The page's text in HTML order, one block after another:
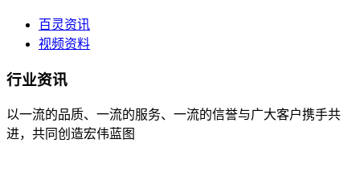
百灵资讯
视频资料
行业资讯
以一流的品质、一流的服务、一流的信誉与广大客户携手共
进，共同创造宏伟蓝图